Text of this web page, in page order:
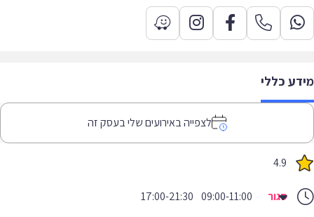
כללי
לצפייה באירועים שלי בעסק זה
4.9
סגור 09:00-11:00
17:00-21:30